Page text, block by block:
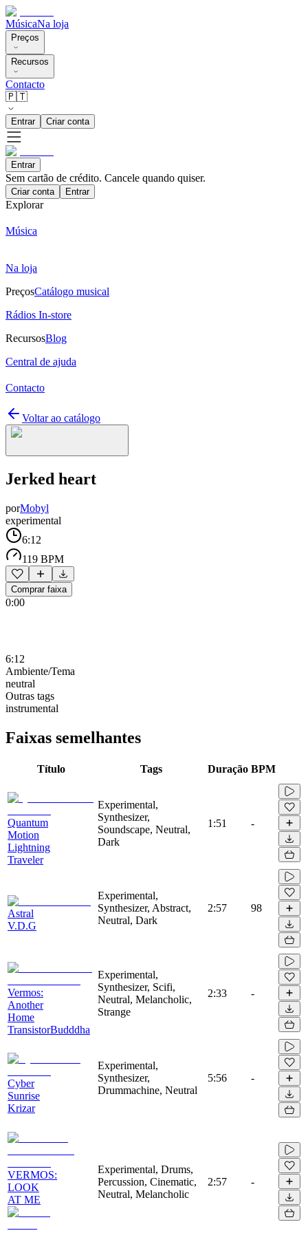
MúsicaNa loja
Preços
Recursos
Contacto
🇵🇹
Entrar Criar conta
Entrar
Sem cartão de crédito. Cancele quando quiser.
Criar conta Entrar
Explorar
Música
Na loja
PreçosCatálogo musical
Rádios In-store
RecursosBlog
Central de ajuda
Contacto
Voltar ao catálogo
Jerked heart
porMobyl
experimental
6:12
119 BPM
Comprar faixa
0:00
6:12
Ambiente/Tema
neutral
Outras tags
instrumental
Faixas semelhantes
Título Tags Duração BPM
Quantum
Motion
Lightning
Traveler
Experimental,
Synthesizer,
Soundscape, Neutral,
Dark
1:51 -
Astral
V.D.G
Experimental,
Synthesizer, Abstract,
Neutral, Dark
2:57 98
Vermos:
Another
Home
TransistorBudddha
Experimental,
Synthesizer, Scifi,
Neutral, Melancholic,
Strange
2:33 -
Cyber
Sunrise
Krizar
Experimental,
Synthesizer,
Drummachine, Neutral
5:56 -
VERMOS:
LOOK
AT ME
Experimental, Drums,
Percussion, Cinematic,
Neutral, Melancholic
2:57 -